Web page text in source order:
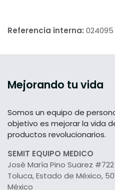
Referencia interna: 024095
Mejorando tu vida
Somos un equipo de
objetivo es mejorar la vida
productos revolucionarios.
SEMIT EQUIPO MEDICO
José María Pino Suarez #722
Toluca, Estado de México,
México